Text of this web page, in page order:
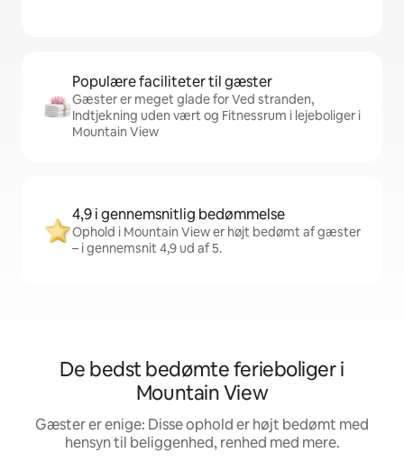
Populære faciliteter til gæster
Gæster er meget glade for Ved stranden,
Indtjekning uden vært og Fitnessrum i lejeboliger i
Mountain View
4,9 i gennemsnitlig bedømmelse
Ophold i Mountain View er højt bedømt af gæster
– i gennemsnit 4,9 ud af 5.
De bedst bedømte ferieboliger i
Mountain View
Gæster er enige: Disse ophold er højt bedømt med
hensyn til beliggenhed, renhed med mere.